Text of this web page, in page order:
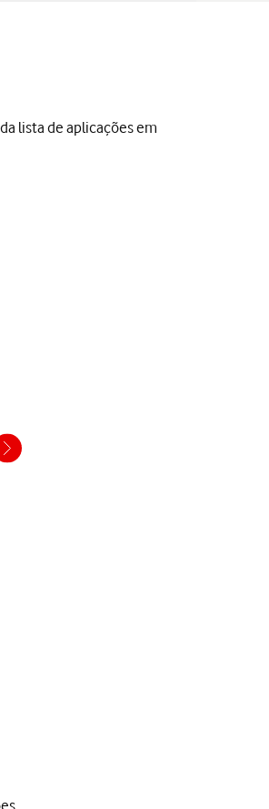
lista de aplicações em